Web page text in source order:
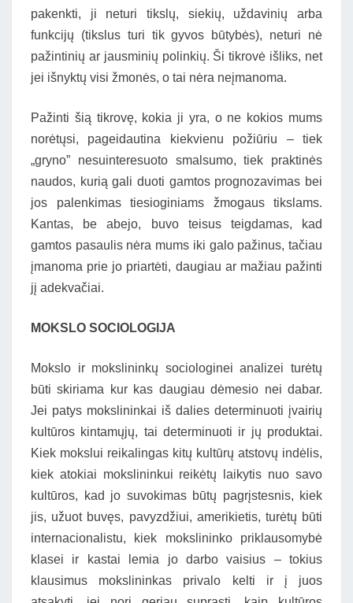
pakenkti, ji neturi tikslų, siekių, uždavinių arba
funkcijų (tikslus turi tik gyvos būtybės), neturi nė
pažintinių ar jausminių polinkių. Ši tikrovė išliks, net
jei išnyktų visi žmonės, o tai nėra neįmanoma.
Pažinti šią tikrovę, kokia ji yra, o ne kokios mums
norėtųsi, pageidautina kiekvienu požiūriu – tiek
„gryno” nesuinteresuoto smalsumo, tiek praktinės
naudos, kurią gali duoti gamtos prognozavimas bei
jos palenkimas tiesioginiams žmogaus tikslams.
Kantas, be abejo, buvo teisus teigdamas, kad
gamtos pasaulis nėra mums iki galo pažinus, tačiau
įmanoma prie jo priartėti, daugiau ar mažiau pažinti
jį adekvačiai.
MOKSLO SOCIOLOGIJA
Mokslo ir mokslininkų sociologinei analizei turėtų
būti skiriama kur kas daugiau dėmesio nei dabar.
Jei patys mokslininkai iš dalies determinuoti įvairių
kultūros kintamųjų, tai determinuoti ir jų produktai.
Kiek mokslui reikalingas kitų kultūrų atstovų indėlis,
kiek atokiai mokslininkui reikėtų laikytis nuo savo
kultūros, kad jo suvokimas būtų pagrįstesnis, kiek
jis, užuot buvęs, pavyzdžiui, amerikietis, turėtų būti
internacionalistu, kiek mokslininko priklausomybė
klasei ir kastai lemia jo darbo vaisius – tokius
klausimus mokslininkas privalo kelti ir į juos